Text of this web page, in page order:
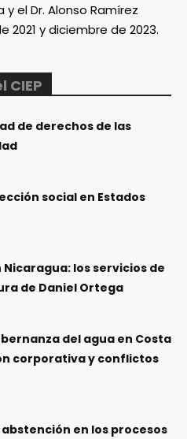
y el Dr. Alonso Ramírez
2021 y diciembre de 2023.
CIEP
de derechos de las
social en Estados
los servicios de
de Daniel Ortega
del agua en Costa
corporativa y conflictos
en los procesos